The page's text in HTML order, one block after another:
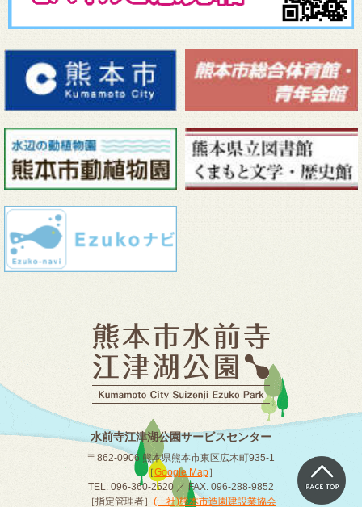
水前寺江津湖公園サービスセンター
〒862-0906 熊本県熊本市東区広木町935-1
［Google Map］
TEL. 096-360-2620 ／ FAX. 096-288-9852
［指定管理者］ (一社)熊本市造園建設業協会